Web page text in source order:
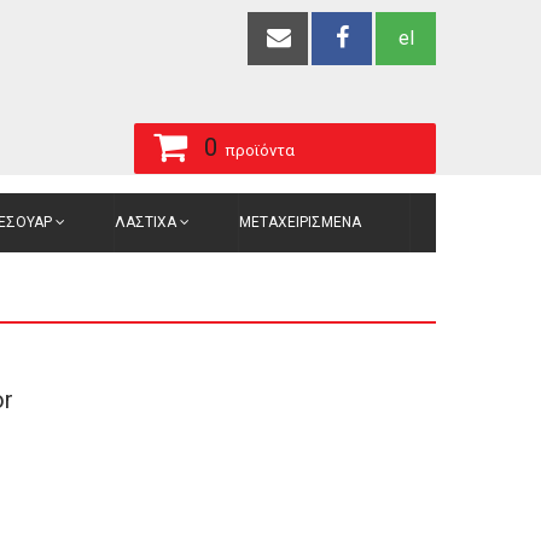
el
0 προϊόντα
ΛΑΣΤΙΧΑ ΜΕΤΑΧΕΙΡΙΣΜΕΝΑ